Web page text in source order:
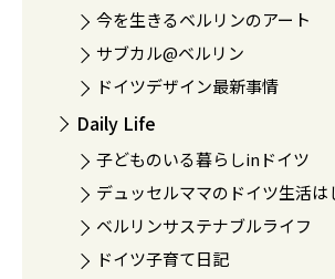
今を生きるベルリンのアート
サブカル@ベルリン
ドイツデザイン最新事情
Daily Life
子どものいる暮らしinドイツ
デュッセルママのドイツ生活は
ベルリンサステナブルライフ
ドイツ子育て日記